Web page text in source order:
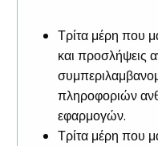
Τρίτα μέρη που
και προσλήψεις
πληροφοριών
εφαρμογών.
Τρίτα μέρη που